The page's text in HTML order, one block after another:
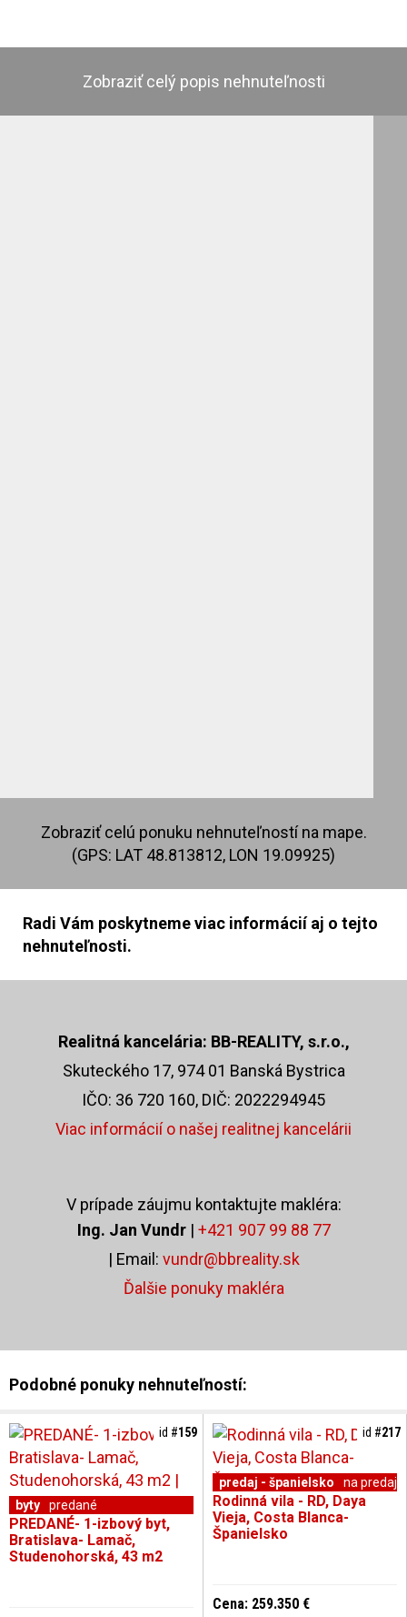
Zobraziť celý popis nehnuteľnosti
Zobraziť celú ponuku nehnuteľností na mape.
(GPS: LAT 48.813812, LON 19.09925)
Radi Vám poskytneme viac informácií aj o tejto
nehnuteľnosti.
Realitná kancelária: BB-REALITY, s.r.o.,
Skuteckého 17, 974 01 Banská Bystrica
IČO: 36 720 160, DIČ: 2022294945
Viac informácií o našej realitnej kancelárii
V prípade záujmu kontaktujte makléra:
Ing. Jan Vundr| +421 907 99 88 77
| Email: vundr@bbreality.sk
Ďalšie ponuky makléra
Podobné ponuky nehnuteľností:
byty predané
PREDANÉ- 1-izbový byt,
Bratislava- Lamač,
Studenohorská, 43 m2
id #159
predaj - španielsko na predaj
Rodinná vila - RD, Daya
Vieja, Costa Blanca-
Španielsko
Cena: 259.350 €
id #217